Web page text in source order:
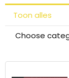
Toon alles
Choose